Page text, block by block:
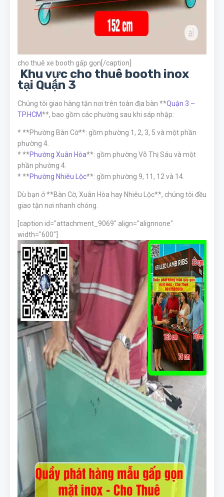
cho thuê xe booth gấp gọn[/caption]
Khu vực cho thuê booth inox
tại Quận 3
Chúng tôi giao hàng tận nơi trên toàn địa bàn **Quận 3 –
TP.HCM**, bao gồm các phường sau khi sáp nhập:
* **Phường Bàn Cờ**: gồm phường 1, 2, 3, 5 và một phần
phường 4.
* **Phường Xuân Hòa**: gồm phường Võ Thị Sáu và một
phần phường 4.
* **Phường Nhiêu Lộc**: gồm phường 9, 11, 12 và 14.
Dù bạn ở **Bàn Cờ, Xuân Hòa hay Nhiêu Lộc**, chúng tôi đều
giao tận nơi nhanh chóng.
[caption id="attachment_9069" align="alignnone"
width="600"]